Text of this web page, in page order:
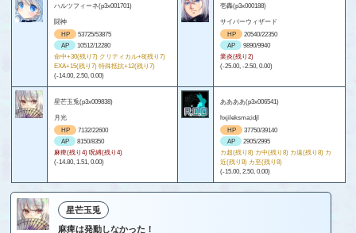
ハルツフィーネ(p3x001701)
闘神
HP
53725/53875
AP
10512/12280
命中+30(残り7) クリティカル+8(残り7)
EXA+15(残り7) 特殊抵抗+12(残り7)
(-14.00, 2.50, 0.00)
壱轟(p3x000188)
サイバーウィザード
HP
20540/22350
AP
9890/9940
業炎(残り2)
(-25.00, -2.50, 0.00)
星芒玉兎(p3x009838)
月光
HP
7132/22600
AP
8150/8350
麻痺(残り4) 呪縛(残り4)
(-14.80, 1.51, 0.00)
ああああ(p3x006541)
hxjileksma;idjl
HP
37750/39140
AP
2905/2995
カ超(残り8) カ中(残り8) カ遠(残り8) カ
近(残り8) カ至(残り8)
(-15.00, 2.50, 0.00)
星芒玉兎
麻痺は発動しなかった！